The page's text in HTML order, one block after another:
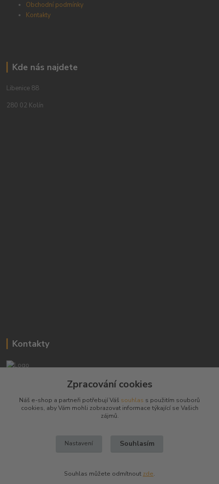
Obchodní podmínky
Kontakty
Kde nás najdete
Libenice 88
280 02 Kolín
Kontakty
+420 603794370
zbranenaboje@seznam.cz
Zpracování cookies
Náš e-shop a partneři potřebují Váš souhlas s použitím souborů
cookies, aby Vám mohli zobrazovat informace týkající se Vašich
zájmů.
Nastavení Souhlasím
Souhlas můžete odmítnout zde.